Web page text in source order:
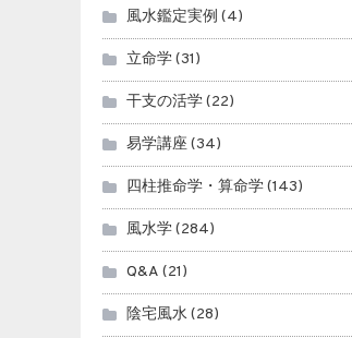
風水鑑定実例 (4)
立命学(31)
干支の活学(22)
易学講座(34)
四柱推命学・算命学(143)
風水学(284)
Q&A (21)
陰宅風水(28)